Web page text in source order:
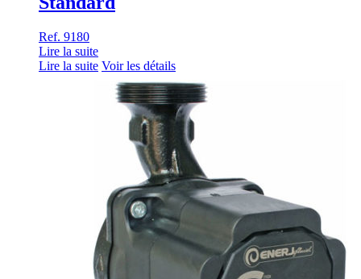
Ref. 9180
Lire la suite
Lire la suite Voir les détails